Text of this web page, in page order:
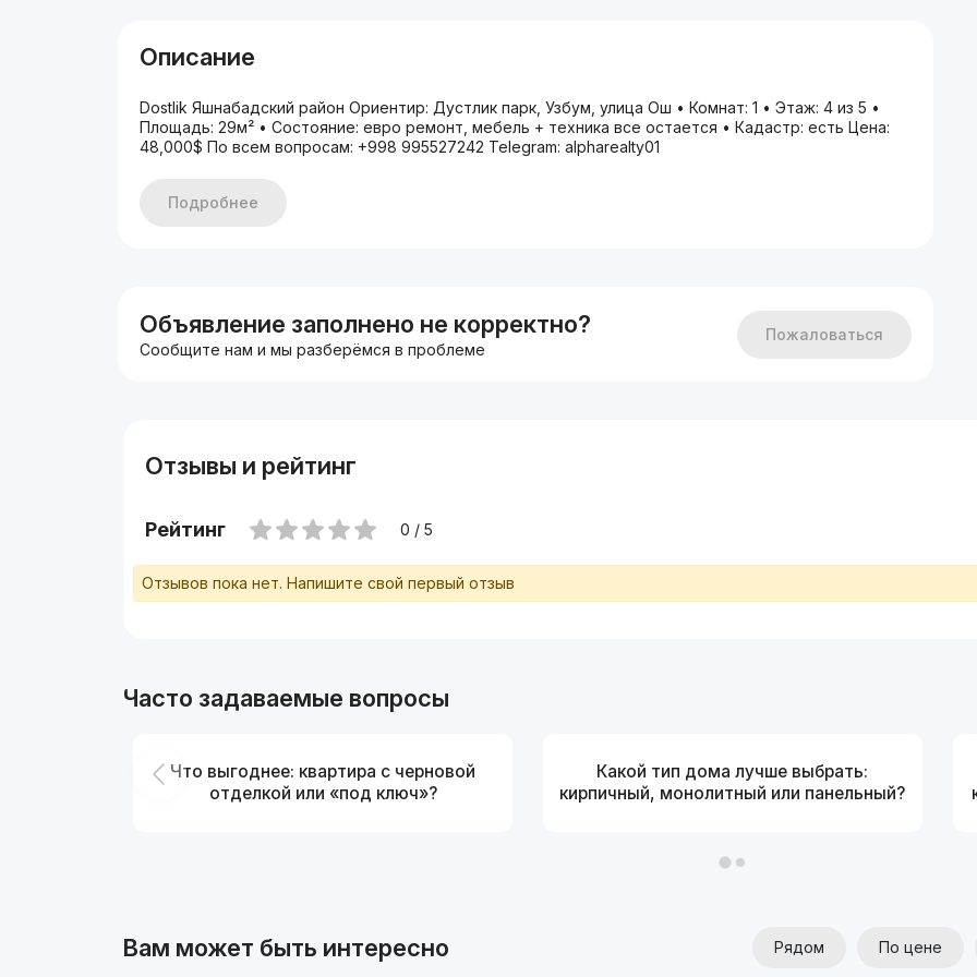
Описание
Dostlik Яшнабадский район Ориентир: Дустлик парк, Узбум, улица Ош • Комнат: 1 • Этаж: 4 из 5 •
Площадь: 29м² • Состояние: евро ремонт, мебель + техника все остается • Кадастр: есть Цена:
48,000$ По всем вопросам: +998 995527242 Telegram: alpharealty01
Подробнее
Объявление заполнено не корректно?
Сообщите нам и мы разберёмся в проблеме
Пожаловаться
Отзывы и рейтинг
Рейтинг 0 / 5
Отзывов пока нет. Напишите свой первый отзыв
Часто задаваемые вопросы
Что выгоднее: квартира с черновой
отделкой или «под ключ»?
Какой тип дома лучше выбрать:
кирпичный, монолитный или панельный?
Вам может быть интересно Рядом По цене